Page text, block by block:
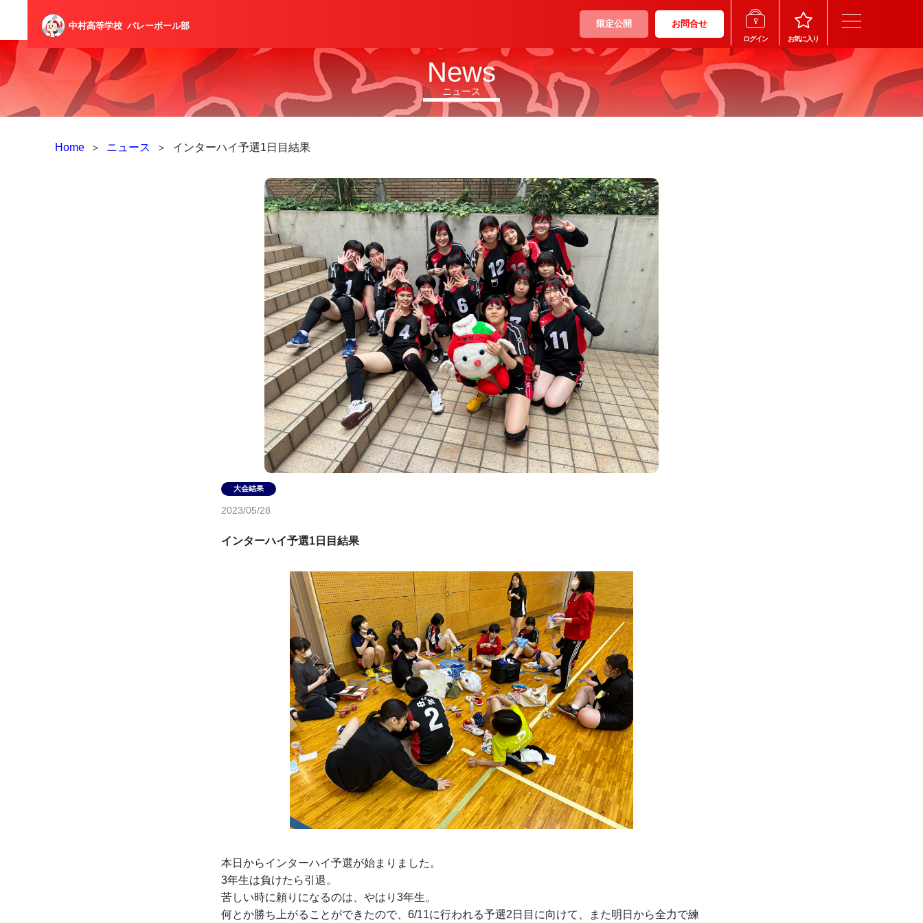
中村高等学校 バレーボール部 限定公開 お問合せ
ログイン お気に入り
ニュース
News
Home ＞ ニュース ＞ インターハイ予選1日目結果
2023/05/28
インターハイ予選1日目結果
本日からインターハイ予選が始まりました。
3年生は負けたら引退。
苦しい時に頼りになるのは、やはり3年生。
何とか勝ち上がることができたので、6/11に行われる予選2日目に向けて、また明日から全力で練